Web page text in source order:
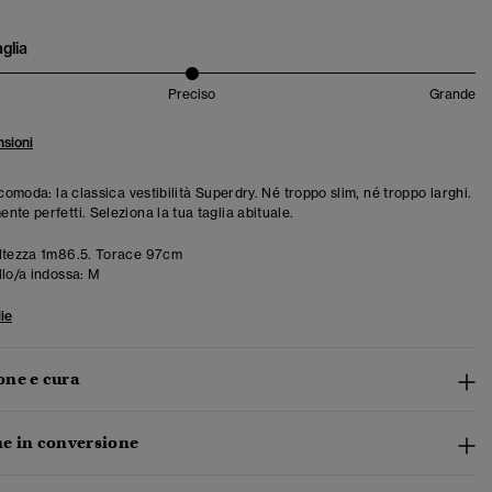
Preciso Grande
la classica vestibilità Superdry. Né troppo slim, né troppo larghi.
perfetti. Seleziona la tua taglia abituale.
1m86.5. Torace 97cm
a indossa: M
e cura
in conversione